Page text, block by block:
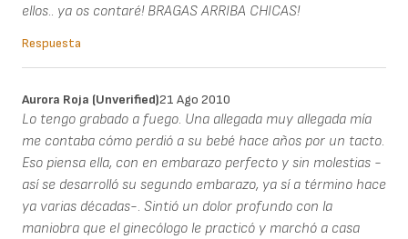
ellos.. ya os contaré! BRAGAS ARRIBA CHICAS!
Respuesta
Aurora Roja (unverified)21 Ago 2010
Lo tengo grabado a fuego. Una allegada muy allegada mía
me contaba cómo perdió a su bebé hace años por un tacto.
Eso piensa ella, con en embarazo perfecto y sin molestias -
así se desarrolló su segundo embarazo, ya sí a término hace
ya varias décadas-. Sintió un dolor profundo con la
maniobra que el ginecólogo le practicó y marchó a casa